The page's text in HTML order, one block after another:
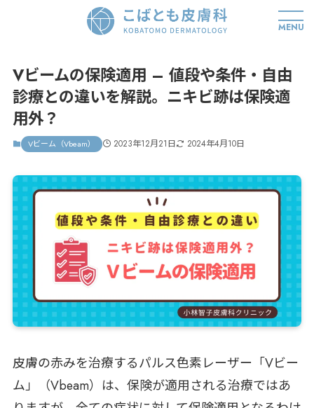
MENU
Vビームの保険適用 – 値段や条件・自由
診療との違いを解説。ニキビ跡は保険適
用外？
Vビーム（Vbeam） 2023年12月21日 2024年4月10日
皮膚の赤みを治療するパルス色素レーザー「Vビー
ム」（Vbeam）は、保険が適用される治療ではあ